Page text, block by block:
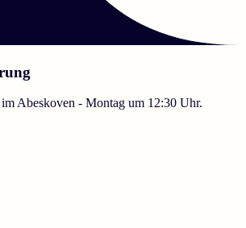
Abeskoven - Montag um 12:30 Uhr.